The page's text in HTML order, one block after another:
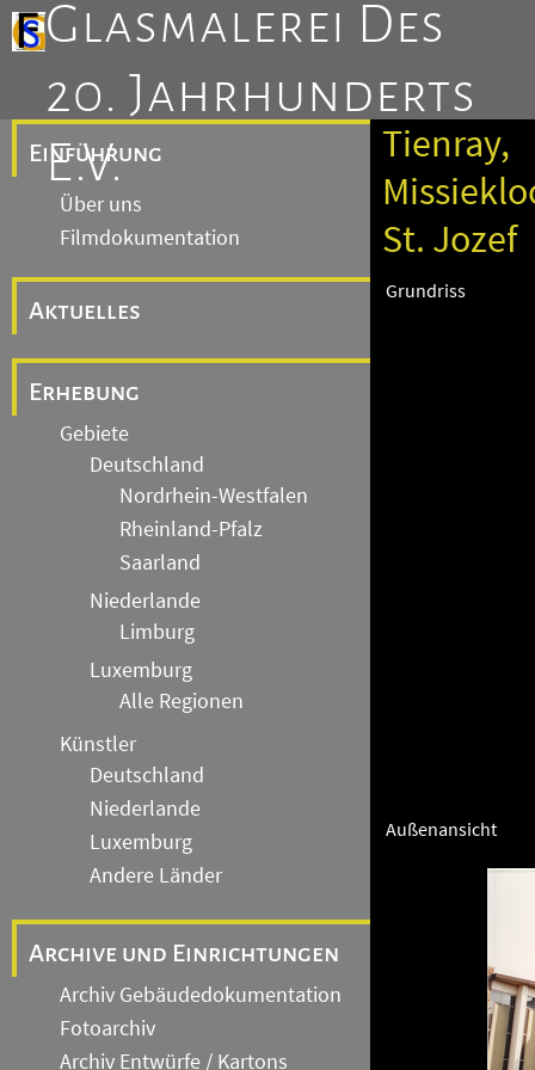
Glasmalerei Des
20. Jahrhunderts
E.V.
Einführung
Über uns
Filmdokumentation
Aktuelles
Erhebung
Gebiete
Deutschland
Nordrhein-Westfalen
Rheinland-Pfalz
Saarland
Niederlande
Limburg
Luxemburg
Alle Regionen
Künstler
Deutschland
Niederlande
Luxemburg
Andere Länder
Archive und Einrichtungen
Archiv Gebäudedokumentation
Fotoarchiv
Archiv Entwürfe / Kartons
Tienray,
St. Jozef
Grundriss
Außenansicht